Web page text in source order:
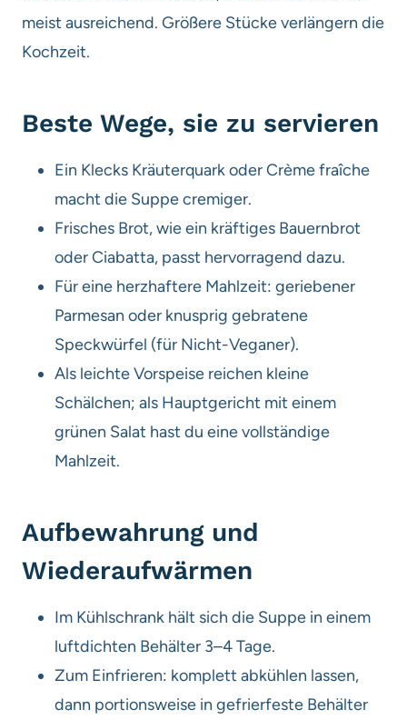
meist ausreichend. Größere Stücke verlängern die
Kochzeit.
Beste Wege, sie zu servieren
Ein Klecks Kräuterquark oder Crème fraîche
macht die Suppe cremiger.
Frisches Brot, wie ein kräftiges Bauernbrot
oder Ciabatta, passt hervorragend dazu.
Für eine herzhaftere Mahlzeit: geriebener
Parmesan oder knusprig gebratene
Speckwürfel (für Nicht-Veganer).
Als leichte Vorspeise reichen kleine
Schälchen; als Hauptgericht mit einem
grünen Salat hast du eine vollständige
Mahlzeit.
Aufbewahrung und
Wiederaufwärmen
Im Kühlschrank hält sich die Suppe in einem
luftdichten Behälter 3–4 Tage.
Zum Einfrieren: komplett abkühlen lassen,
dann portionsweise in gefrierfeste Behälter